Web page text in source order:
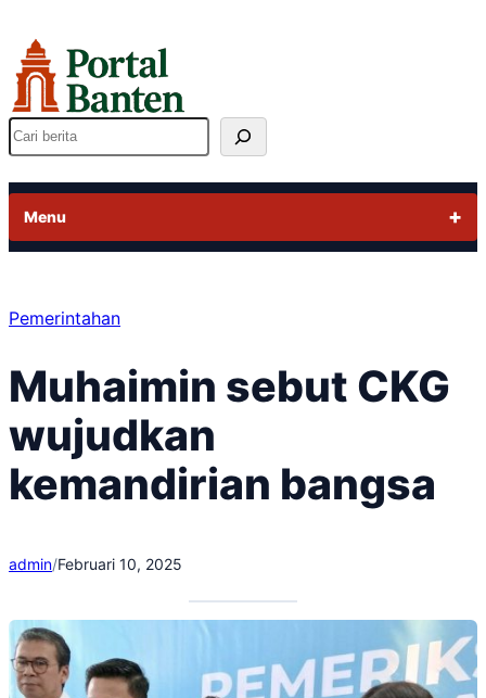
ke
konten
Cari
Menu
Pemerintahan
Muhaimin sebut CKG
wujudkan
kemandirian bangsa
admin/Februari 10, 2025